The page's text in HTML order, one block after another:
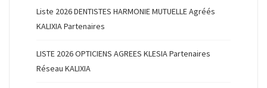
Liste 2026 DENTISTES HARMONIE MUTUELLE Agréés
KALIXIA Partenaires
LISTE 2026 OPTICIENS AGREES KLESIA Partenaires
Réseau KALIXIA